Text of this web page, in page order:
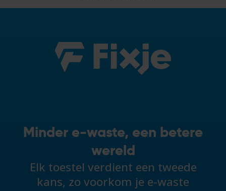
Minder e-waste, een betere
wereld
Elk toestel verdient een tweede
kans, zo voorkom je e-waste